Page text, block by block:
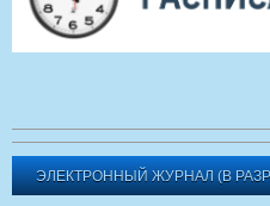
ЭЛЕКТРОННЫЙ ЖУРНАЛ (В